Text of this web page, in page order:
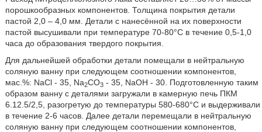
порошкообразных компонентов. Толщина покрытия детали
пастой 2,0 – 4,0 мм. Детали с нанесённой на их поверхности
пастой высушивали при температуре 70-80°С в течение 0,5-1,0
часа до образования твердого покрытия.
Для дальнейшей обработки детали помещали в нейтральную
соляную ванну при следующем соотношении компонентов,
мас.%: NaCl - 35, Na2CO3- 35, NaOH - 30. Подготовленную таким
образом ванну с деталями загружали в камерную печь ПКМ
6.12.5/2,5, разогретую до температуры 580-680°C и выдерживали
в течение 2-6 часов. Далее детали перемещали в нейтральную
соляную ванну при следующем соотношении компонентов,